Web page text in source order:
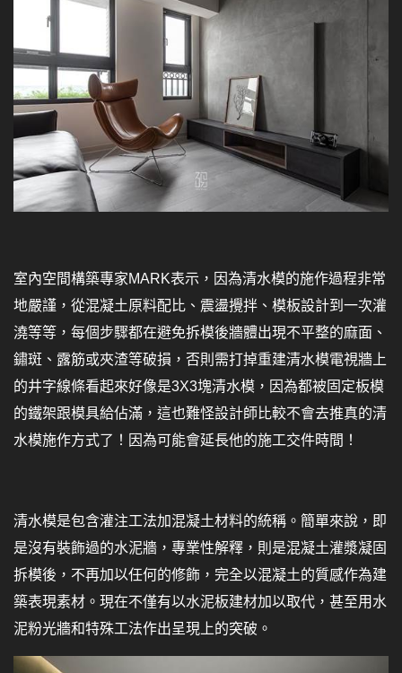
室內空間構築專家MARK表示，因為清水模的施作過程非常
地嚴謹，從混凝土原料配比、震盪攪拌、模板設計到一次灌
澆等等，每個步驟都在避免拆模後牆體出現不平整的麻面、
鏽斑、露筋或夾渣等破損，否則需打掉重建清水模電視牆上
的井字線條看起來好像是3X3塊清水模，因為都被固定板模
的鐵架跟模具給佔滿，這也難怪設計師比較不會去推真的清
水模施作方式了！因為可能會延長他的施工交件時間！
清水模是包含灌注工法加混凝土材料的統稱。簡單來說，即
是沒有裝飾過的水泥牆，專業性解釋，則是混凝土灌漿凝固
拆模後，不再加以任何的修飾，完全以混凝土的質感作為建
築表現素材。現在不僅有以水泥板建材加以取代，甚至用水
泥粉光牆和特殊工法作出呈現上的突破。